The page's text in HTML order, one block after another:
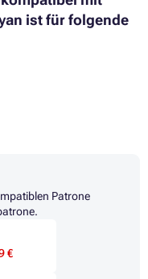
ist für folgende
Patrone
€